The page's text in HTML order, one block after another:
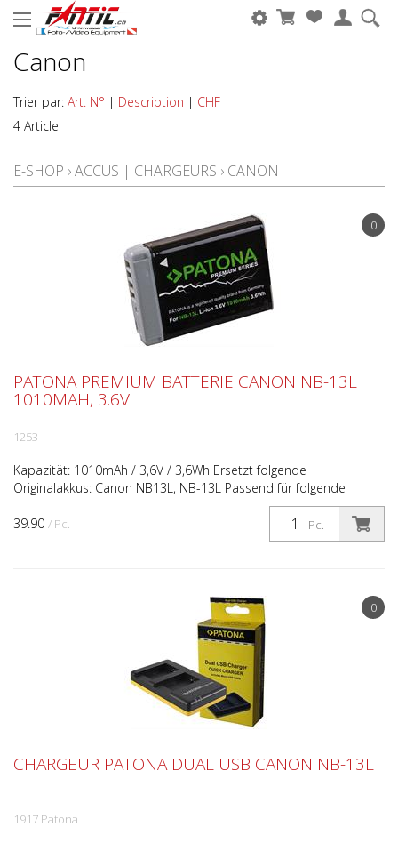
Canon
Trier par: Art. N° | Description | CHF
4 Article
E-SHOP ›ACCUS | CHARGEURS › CANON
0
39.90 / Pc. Pc.
PATONA PREMIUM BATTERIE CANON NB-13L
1010MAH, 3.6V
1253
Kapazität: 1010mAh / 3,6V / 3,6Wh Ersetzt folgende
Originalakkus: Canon NB13L, NB-13L Passend für folgende
Kameratypen: Canon PowerShot SX730 HS, PowerShot G9 X
Mark II, ...
0
CHARGEUR PATONA DUAL USB CANON NB-13L
1917 Patona